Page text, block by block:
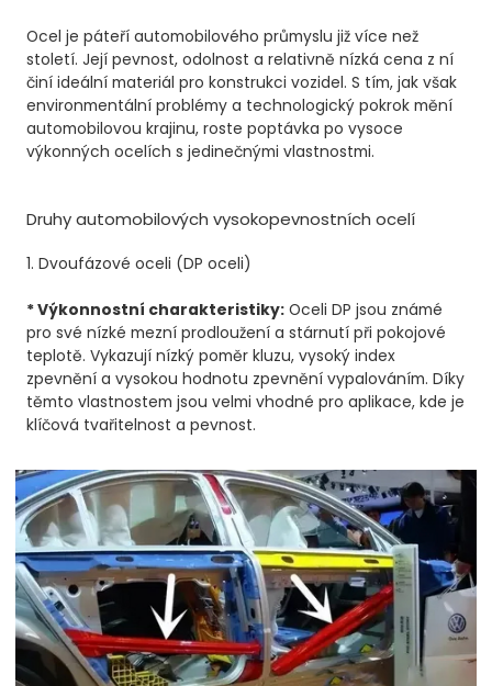
Ocel je páteří automobilového průmyslu již více než
století. Její pevnost, odolnost a relativně nízká cena z ní
činí ideální materiál pro konstrukci vozidel. S tím, jak však
environmentální problémy a technologický pokrok mění
automobilovou krajinu, roste poptávka po vysoce
výkonných ocelích s jedinečnými vlastnostmi.
Druhy automobilových vysokopevnostních ocelí
1. Dvoufázové oceli (DP oceli)
* Výkonnostní charakteristiky: Oceli DP jsou známé
pro své nízké mezní prodloužení a stárnutí při pokojové
teplotě. Vykazují nízký poměr kluzu, vysoký index
zpevnění a vysokou hodnotu zpevnění vypalováním. Díky
těmto vlastnostem jsou velmi vhodné pro aplikace, kde je
klíčová tvařitelnost a pevnost.